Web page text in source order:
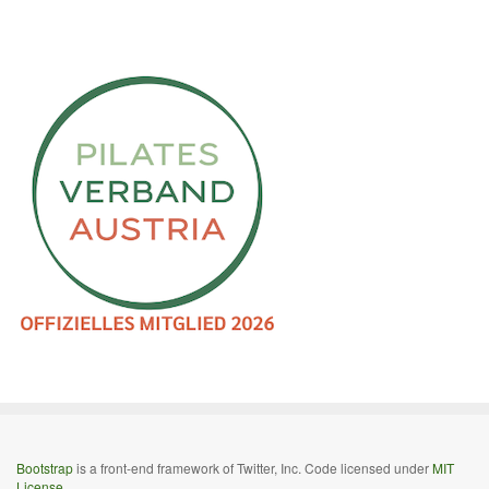
Bootstrapis a front-end framework of Twitter, Inc. Code licensed underMIT